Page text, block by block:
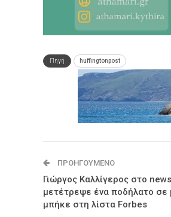
Πηγή huffingtonpost
ΠΡΟΗΓΟΎΜΕΝΟ
Γιώργος Καλλίγερος στο
μετέτρεψε ένα ποδήλατο σε
μπήκε στη λίστα Forbes